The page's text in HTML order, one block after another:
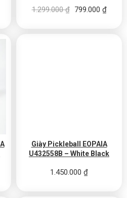
₫.
hiện tại là: 799.000 ₫.
1.299.000₫ Giá gốc là:
799.000 ₫Giá
Giày Pickleball EOPAIA
U432558B – White Black
1.450.000 ₫